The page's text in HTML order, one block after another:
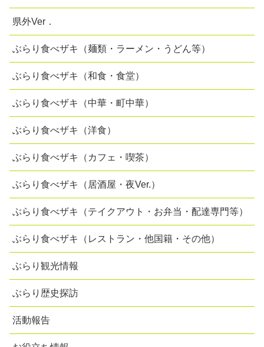
県外Ver．
ぶらり食べザキ（麺類・ラーメン・うどん等）
ぶらり食べザキ（和食・食堂）
ぶらり食べザキ（中華・町中華）
ぶらり食べザキ（洋食）
ぶらり食べザキ（カフェ・喫茶）
ぶらり食べザキ（居酒屋・夜Ver.）
ぶらり食べザキ（テイクアウト・お弁当・配達専門等）
ぶらり食べザキ（レストラン・他国籍・その他）
ぶらり観光情報
ぶらり歴史探訪
活動報告